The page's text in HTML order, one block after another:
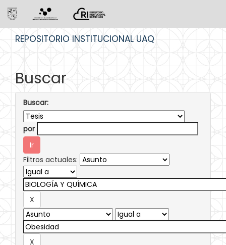
REPOSITORIO INSTITUCIONAL UAQ
Buscar
Buscar:
por
Filtros actuales: